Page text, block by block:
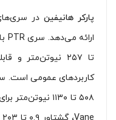
پارکر هانیفین